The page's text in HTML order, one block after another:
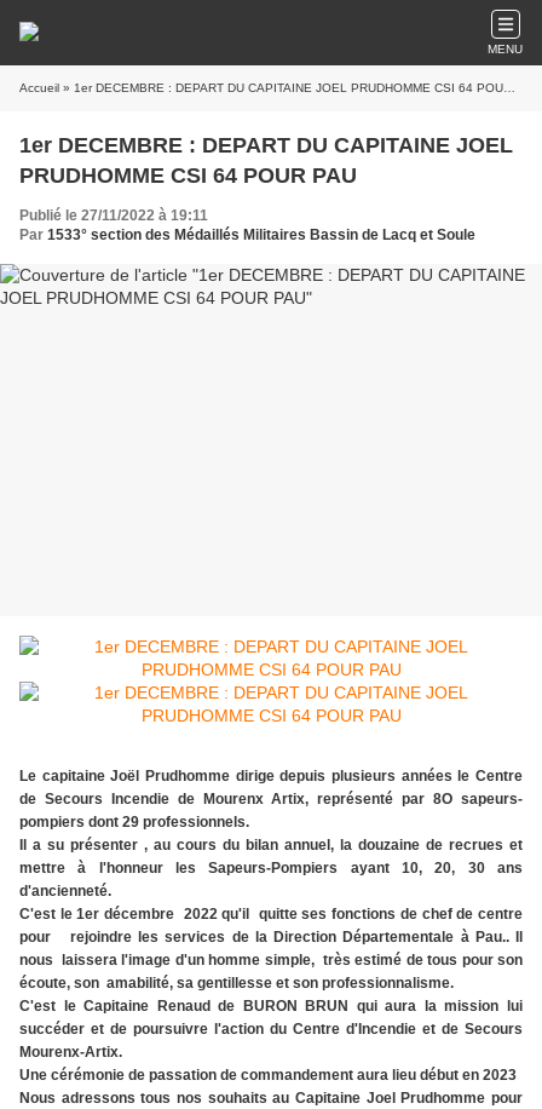
MENU
Accueil » 1er DECEMBRE : DEPART DU CAPITAINE JOEL PRUDHOMME CSI 64 POUR PAU
1er DECEMBRE : DEPART DU CAPITAINE JOEL
PRUDHOMME CSI 64 POUR PAU
Publié le 27/11/2022 à 19:11
Par 1533° section des Médaillés Militaires Bassin de Lacq et Soule
Le capitaine Joël Prudhomme dirige depuis plusieurs années le Centre
de Secours Incendie de Mourenx Artix, représenté par 8O sapeurs-
pompiers dont 29 professionnels.
Il a su présenter , au cours du bilan annuel, la douzaine de recrues et
mettre à l'honneur les Sapeurs-Pompiers ayant 10, 20, 30 ans
d'ancienneté.
C'est le 1er décembre 2022 qu'il quitte ses fonctions de chef de centre
pour rejoindre les services de la Direction Départementale à Pau.. Il
nous laissera l'image d'un homme simple, très estimé de tous pour son
écoute, son amabilité, sa gentillesse et son professionnalisme.
C'est le Capitaine Renaud de BURON BRUN qui aura la mission lui
succéder et de poursuivre l'action du Centre d'Incendie et de Secours
Mourenx-Artix.
Une cérémonie de passation de commandement aura lieu début en 2023
Nous adressons tous nos souhaits au Capitaine Joel Prudhomme pour